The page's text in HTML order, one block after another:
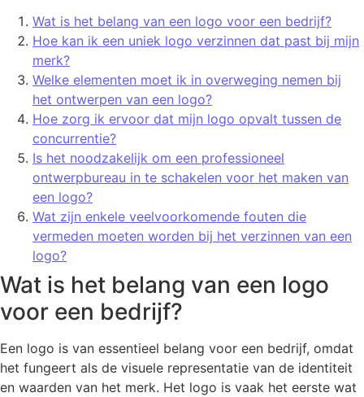
Wat is het belang van een logo voor een bedrijf?
Hoe kan ik een uniek logo verzinnen dat past bij mijn
merk?
Welke elementen moet ik in overweging nemen bij
het ontwerpen van een logo?
Hoe zorg ik ervoor dat mijn logo opvalt tussen de
concurrentie?
Is het noodzakelijk om een professioneel
ontwerpbureau in te schakelen voor het maken van
een logo?
Wat zijn enkele veelvoorkomende fouten die
vermeden moeten worden bij het verzinnen van een
logo?
Wat is het belang van een logo
voor een bedrijf?
Een logo is van essentieel belang voor een bedrijf, omdat
het fungeert als de visuele representatie van de identiteit
en waarden van het merk. Het logo is vaak het eerste wat